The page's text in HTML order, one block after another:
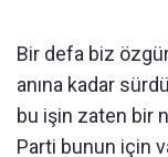
Bir defa biz
anına kadar
bu işin zaten bir
Parti bunun için